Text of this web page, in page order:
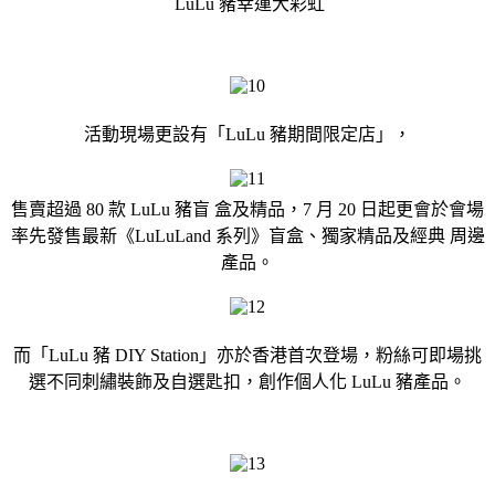
活動現場更設有「LuLu 豬期間限定店」，
售賣超過 80 款 LuLu 豬盲 盒及精品，7 月 20 日起更會於會場
率先發售最新《LuLuLand 系列》盲盒、獨家精品及經典 周邊
產品。
而「LuLu 豬 DIY Station」亦於香港首次登場，粉絲可即場挑
選不同刺繡裝飾及自選匙扣，創作個人化 LuLu 豬產品。